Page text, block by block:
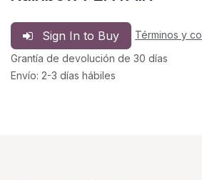
Sign In to Buy
Términos y
Grantía de devolución de 30 días
Envío: 2-3 días hábiles